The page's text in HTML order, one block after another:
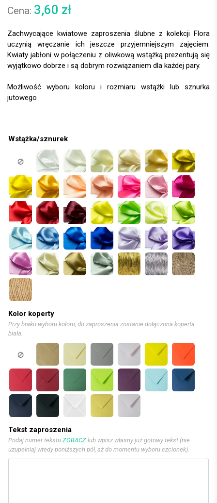
3,60 zł
Zachwycające kwiatowe zaproszenia ślubne z kolekcji Flora
uczynią wręczanie ich jeszcze przyjemniejszym zajęciem.
Kwiaty jabłoni w połączeniu z oliwkową wstążką prezentują się
wyjątkowo dobrze i są dobrym rozwiązaniem dla każdej pary.
Wstążka/sznurek
Kolor koperty
Przy braku wyboru koloru, do zaproszenia zostanie dołączona koperta
biała.
Tekst zaproszenia
Podaj numer tekstu ZOBACZ lub wpisz własny już gotowy tekst (nie
uzupełniaj wtedy poniższych pól, aż do momentu wyboru czcionek).